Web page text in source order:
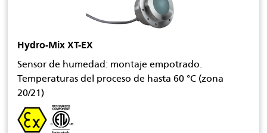
Hydro-Mix XT-EX
Sensor de humedad: montaje empotrado.
Temperaturas del proceso de hasta 60 °C (zona
20/21)